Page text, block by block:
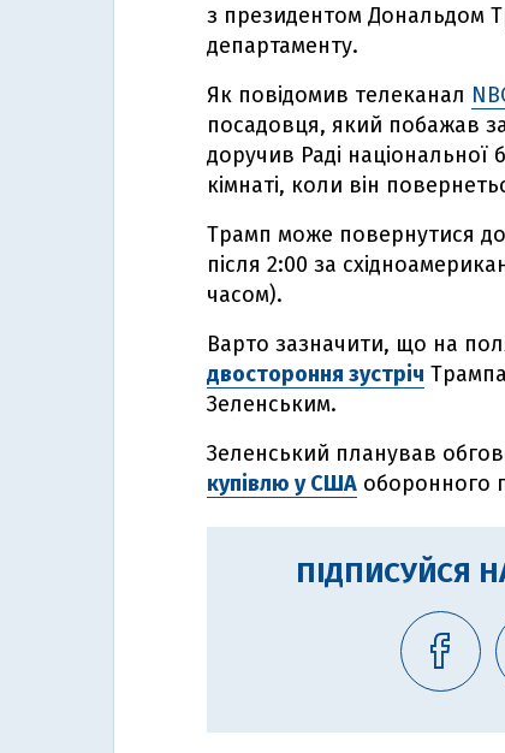
з президентом Дональдом
департаменту.
Як повідомив телеканал
посадовця, який побажав
доручив Раді національної
кімнаті, коли він
Трамп може повернутися
після 2:00 за
часом).
Варто зазначити, що на
двостороння зустріч
Зеленським.
Зеленський планував
купівлю у США оборонного
ПІДПИСУЙСЯ